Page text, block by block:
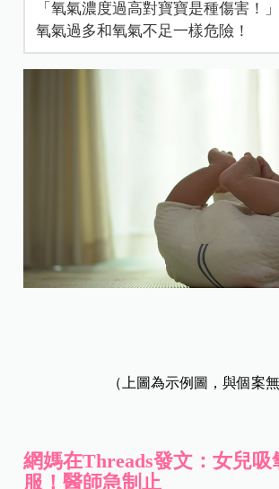
「氧氣濃度過高對寶寶是種傷害！
氧氣過多和氧氣不足一樣危險！
（上圖為示例圖，與個案無
網媽在Threads發文：女兒吸
服！醫師急制止